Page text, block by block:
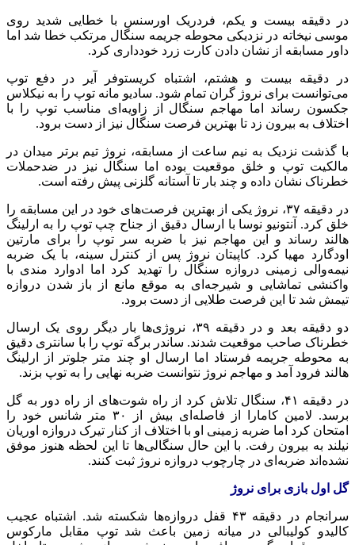
در دقیقه بیست و یکم، فردریک اورسنس با خطایی شدید روی
موسی نیخاته در نزدیکی محوطه جریمه سنگال مرتکب خطا شد اما
داور مسابقه از نشان دادن کارت زرد خودداری کرد.
در دقیقه بیست و هشتم، اشتباه کریستوفر آیر در دفع توپ
می‌توانست برای نروژ گران تمام شود. سادیو مانه توپ را به نیکلاس
جکسون رساند اما مهاجم سنگال از زاویه‌ای مناسب توپ را با
اختلاف به بیرون زد تا بهترین فرصت سنگال نیز از دست برود.
با گذشت نزدیک به نیم ساعت از مسابقه، نروژ تیم برتر میدان در
مالکیت توپ و خلق موقعیت بوده اما سنگال نیز در ضدحملات
خطرناک نشان داده و چند بار تا آستانه گلزنی پیش رفته است.
در دقیقه ۳۷، نروژ یکی از بهترین فرصت‌های خود در این مسابقه را
خلق کرد. آنتونیو نوسا با ارسال دقیق از جناح چپ توپ را به ارلینگ
هالند رساند و این مهاجم نیز با ضربه سر توپ را برای مارتین
اودگارد مهیا کرد. کاپیتان نروژ پس از کنترل سینه، با یک ضربه
نیمه‌والی زمینی دروازه سنگال را تهدید کرد اما ادوارد مندی با
واکنشی تماشایی و شیرجه‌ای به موقع مانع از باز شدن دروازه
تیمش شد تا این فرصت طلایی از دست برود.
دو دقیقه بعد و در دقیقه ۳۹، نروژی‌ها بار دیگر روی یک ارسال
خطرناک صاحب موقعیت شدند. ساندر برگه توپ را با سانتری دقیق
به محوطه جریمه فرستاد اما ارسال او چند متر جلوتر از ارلینگ
هالند فرود آمد و مهاجم نروژ نتوانست ضربه نهایی را به توپ بزند.
در دقیقه ۴۱، سنگال تلاش کرد از راه شوت‌های از راه دور به گل
برسد. لامین کامارا از فاصله‌ای بیش از ۳۰ متر شانس خود را
امتحان کرد اما ضربه زمینی او با اختلاف از کنار تیرک دروازه اوریان
نیلند به بیرون رفت. با این حال سنگالی‌ها تا این لحظه هنوز موفق
نشده‌اند ضربه‌ای در چارچوب دروازه نروژ ثبت کنند.
گل اول بازی برای نروژ
سرانجام در دقیقه ۴۳ قفل دروازه‌ها شکسته شد. اشتباه عجیب
کالیدو کولیبالی در میانه زمین باعث شد توپ مقابل مارکوس